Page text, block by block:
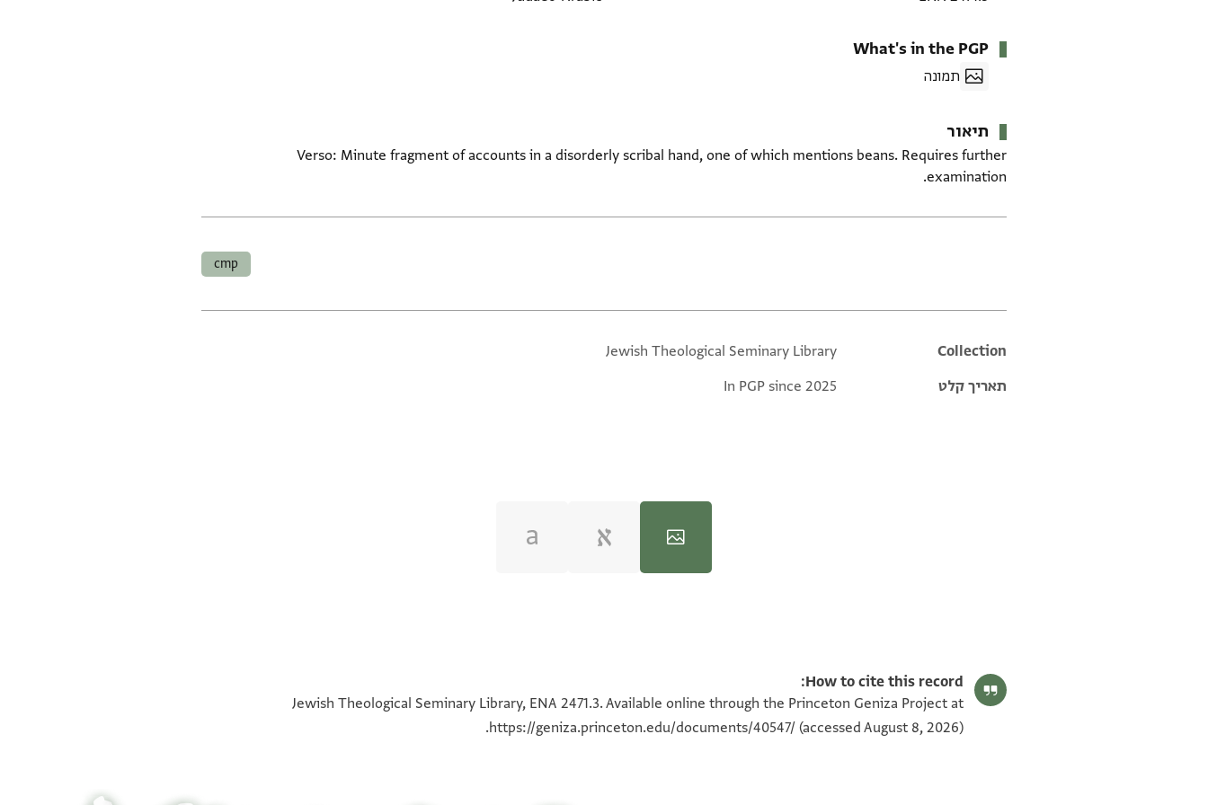
What's in the PGP
תמונה
תיאור
Verso: Minute fragment of accounts in a disorderly scribal hand, one of which mentions beans. Requires further
examination.
cmp
Additional metadata
Collection
Jewish Theological Seminary Library
תאריך קלט
In PGP since 2025
100%
100%
How to cite this record:
Jewish Theological Seminary Library, ENA 2471.3. Available online through the Princeton Geniza Project at
https://geniza.princeton.edu/documents/40547/ (accessed August 8, 2026).